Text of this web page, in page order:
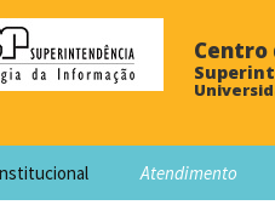
Centro
Atendimento